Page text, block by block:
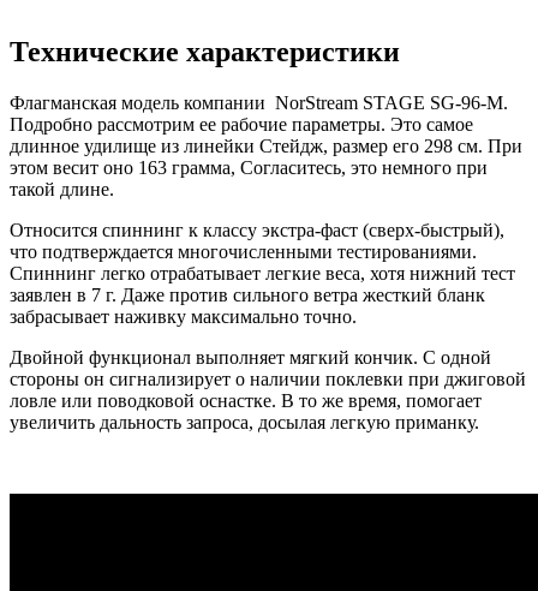
Технические характеристики
Флагманская модель компании NorStream STAGE SG-96-M.
Подробно рассмотрим ее рабочие параметры. Это самое
длинное удилище из линейки Стейдж, размер его 298 см. При
этом весит оно 163 грамма, Согласитесь, это немного при
такой длине.
Относится спиннинг к классу экстра-фаст (сверх-быстрый),
что подтверждается многочисленными тестированиями.
Спиннинг легко отрабатывает легкие веса, хотя нижний тест
заявлен в 7 г. Даже против сильного ветра жесткий бланк
забрасывает наживку максимально точно.
Двойной функционал выполняет мягкий кончик. С одной
стороны он сигнализирует о наличии поклевки при джиговой
ловле или поводковой оснастке. В то же время, помогает
увеличить дальность запроса, досылая легкую приманку.